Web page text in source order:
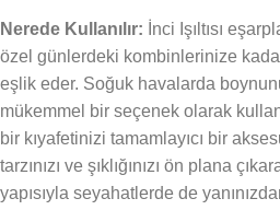
Nerede Kullanılır: İnci Işıltısı
özel günlerdeki kombinlerinize
eşlik eder. Soğuk havalarda
mükemmel bir seçenek olarak
bir kıyafetinizi tamamlayıcı bir
tarzınızı ve şıklığınızı ön plana
yapısıyla seyahatlerde de